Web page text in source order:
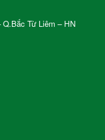
Từ Liêm – HN